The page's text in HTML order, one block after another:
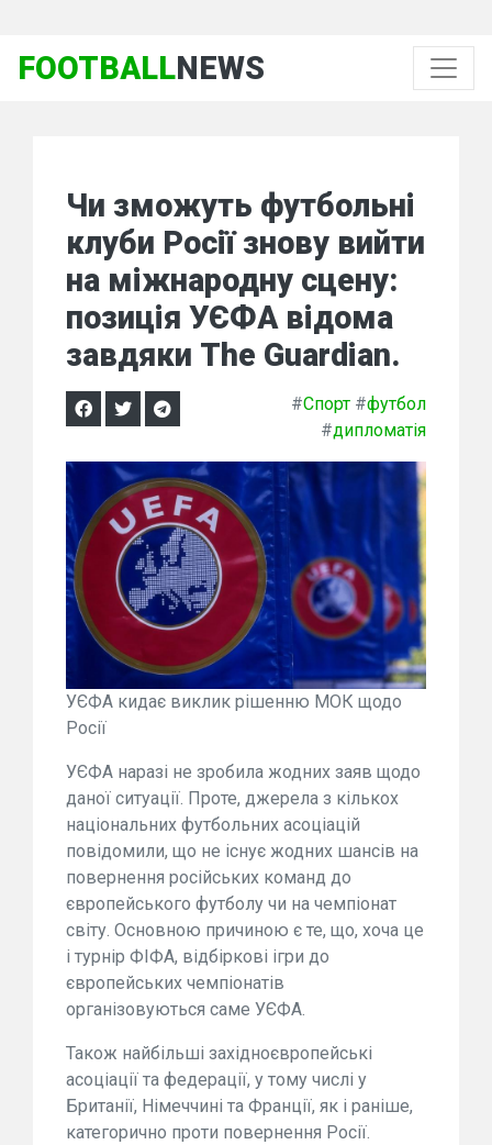
FOOTBALLNEWS
Чи зможуть футбольні
клуби Росії знову вийти
на міжнародну сцену:
позиція УЄФА відома
завдяки The Guardian.
#Спорт #футбол
#дипломатія
УЄФА кидає виклик рішенню МОК щодо
Росії
УЄФА наразі не зробила жодних заяв щодо
даної ситуації. Проте, джерела з кількох
національних футбольних асоціацій
повідомили, що не існує жодних шансів на
повернення російських команд до
європейського футболу чи на чемпіонат
світу. Основною причиною є те, що, хоча це
і турнір ФІФА, відбіркові ігри до
європейських чемпіонатів
організовуються саме УЄФА.
Також найбільші західноєвропейські
асоціації та федерації, у тому числі у
Британії, Німеччині та Франції, як і раніше,
категорично проти повернення Росії.